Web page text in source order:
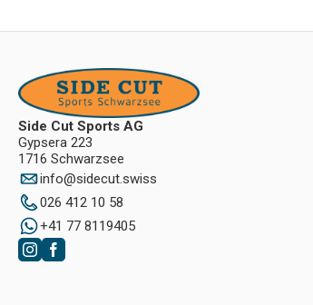
Side Cut Sports AG
Gypsera 223
1716 Schwarzsee
info@sidecut.swiss
026 412 10 58
+41 77 8119405